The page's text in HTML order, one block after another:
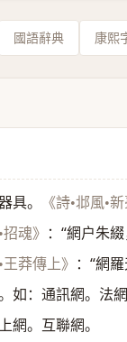
國語辭典 康熙
具。 《詩•邶風•新
招魂》
：“網户朱
王莽傳上》
：“網
如：通訊網。法網
網。互聯網。